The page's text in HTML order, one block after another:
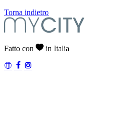
Torna indietro
Fatto con in Italia